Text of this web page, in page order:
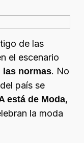
de las
el escenario
normas. No
país se
está de Moda,
la moda